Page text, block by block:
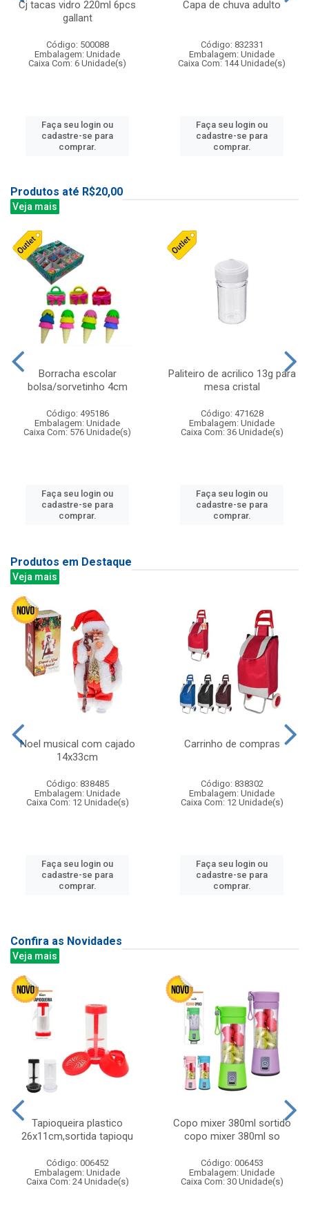
Cj tacas vidro 220ml 6pcs
gallant
Código: 500088
Embalagem: Unidade
Caixa Com: 6 Unidade(s)
Faça seu login ou
cadastre-se para
comprar.
Capa de chuva adulto
Código: 832331
Embalagem: Unidade
Caixa Com: 144 Unidade(s)
Faça seu login ou
cadastre-se para
comprar.
Produtos até R$20,00
Veja mais
Borracha escolar
bolsa/sorvetinho 4cm
Código: 495186
Embalagem: Unidade
Caixa Com: 576 Unidade(s)
Faça seu login ou
cadastre-se para
comprar.
Paliteiro de acrilico 13g para
mesa cristal
Código: 471628
Embalagem: Unidade
Caixa Com: 36 Unidade(s)
Faça seu login ou
cadastre-se para
comprar.
Produtos em Destaque
Veja mais
Noel musical com cajado
14x33cm
Código: 838485
Embalagem: Unidade
Caixa Com: 12 Unidade(s)
Faça seu login ou
cadastre-se para
comprar.
Carrinho de compras
Código: 838302
Embalagem: Unidade
Caixa Com: 12 Unidade(s)
Faça seu login ou
cadastre-se para
comprar.
Confira as Novidades
Veja mais
Tapioqueira plastico
26x11cm,sortida tapioqu
Código: 006452
Embalagem: Unidade
Caixa Com: 24 Unidade(s)
Copo mixer 380ml sortido
copo mixer 380ml so
Código: 006453
Embalagem: Unidade
Caixa Com: 30 Unidade(s)